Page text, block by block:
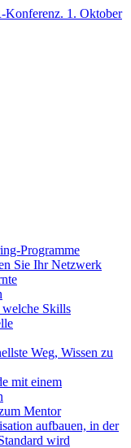
1. Oktober
Programme
Sie Ihr Netzwerk
Skills
Weg, Wissen zu
mit einem
Mentor
aufbauen, in der
wird